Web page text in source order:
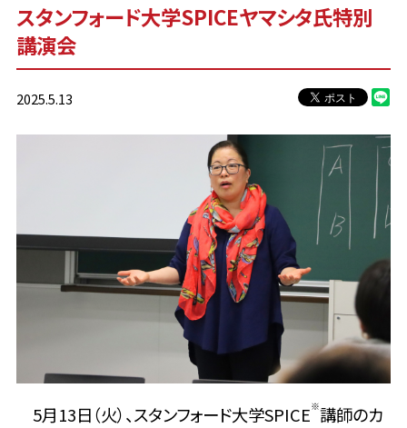
スタンフォード大学SPICEヤマシタ氏特別
講演会
2025.5.13
5月13日（火）、スタンフォード大学SPICE※講師のカ